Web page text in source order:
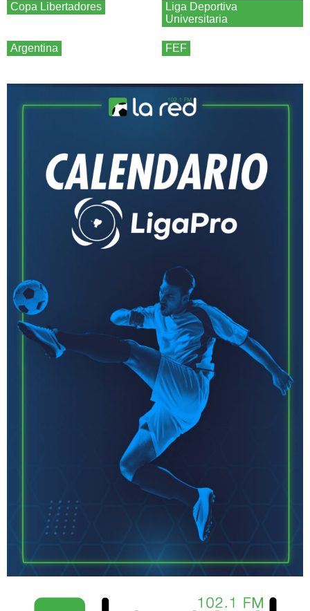
Copa Libertadores
Liga Deportiva
Universitaria
Argentina FEF